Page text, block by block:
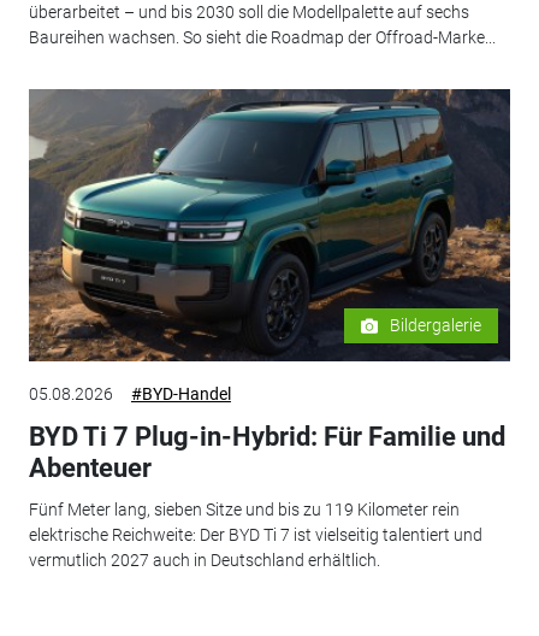
überarbeitet – und bis 2030 soll die Modellpalette auf sechs
Baureihen wachsen. So sieht die Roadmap der Offroad-Marke...
Bildergalerie
05.08.2026 #BYD-Handel
BYD Ti 7 Plug-in-Hybrid: Für Familie und
Abenteuer
Fünf Meter lang, sieben Sitze und bis zu 119 Kilometer rein
elektrische Reichweite: Der BYD Ti 7 ist vielseitig talentiert und
vermutlich 2027 auch in Deutschland erhältlich.